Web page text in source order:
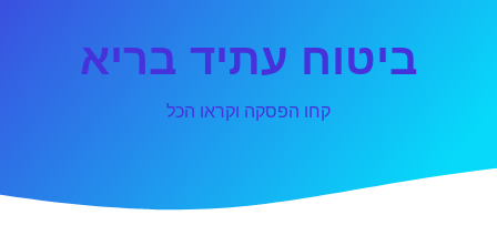
ביטוח עתיד בריא
קחו הפסקה וקראו הכל